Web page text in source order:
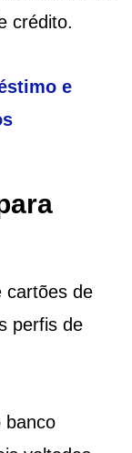
crédito.
e
cartões de
perfis de
banco